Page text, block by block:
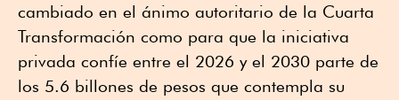
cambiado en el ánimo autoritario de la Cuarta
Transformación como para que la iniciativa
privada confíe entre el 2026 y el 2030 parte de
los 5.6 billones de pesos que contempla su